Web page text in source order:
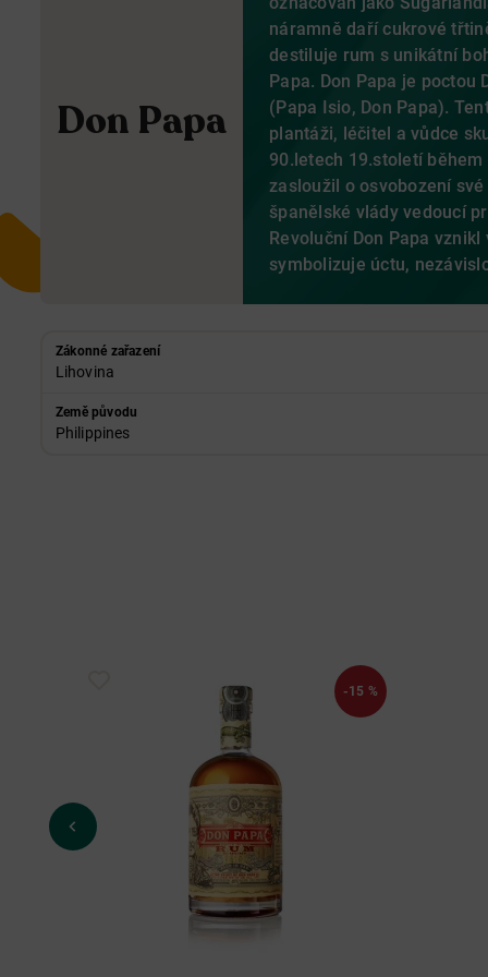
Don Papa
náramně daří cukrové
destiluje rum s unikátní
Papa. Don Papa je poctou
(Papa Isio, Don Papa).
plantáži, léčitel a vůdce
90.letech 19.století
zasloužil o osvobození
španělské vlády vedoucí
Revoluční Don Papa vznikl
symbolizuje úctu,
Zákonné zařazení
Lihovina
Země původu
Philippines
-15 %